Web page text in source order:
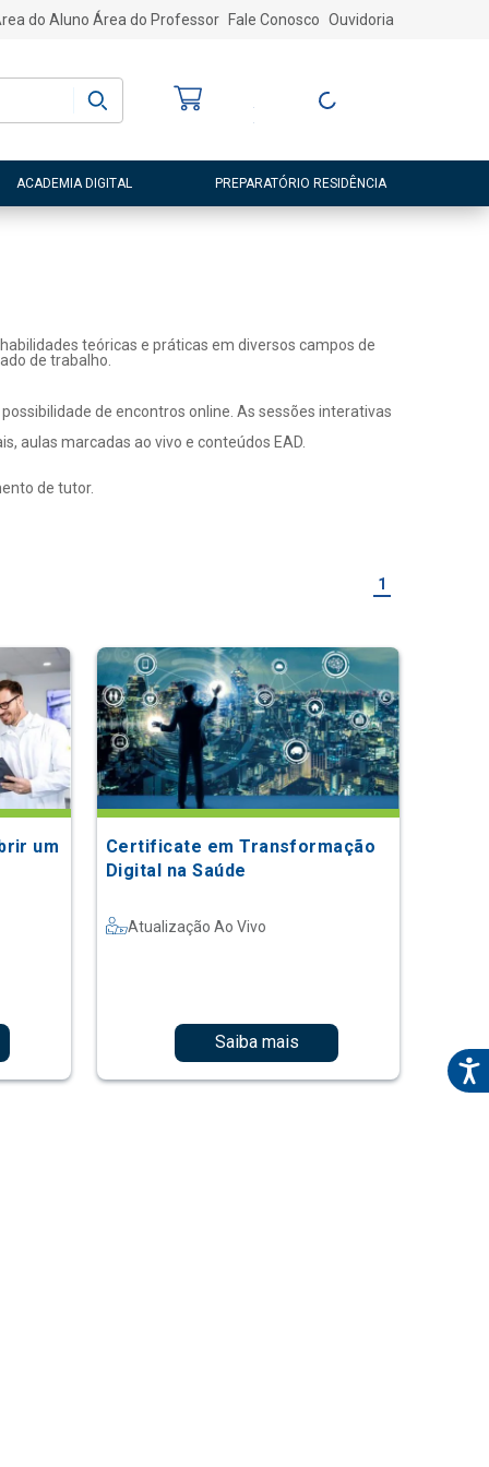
do Aluno Área do Professor Fale Conosco Ouvidoria
Entre ou Cadastre-
ACADEMIA DIGITAL PREPARATÓRIO RESIDÊNCIA
teóricas e práticas em diversos campos de
de trabalho.
de encontros online. As sessões interativas
aulas marcadas ao vivo e conteúdos EAD.
de tutor.
1
um
Certificate em Transformação
Digital na Saúde
Atualização Ao Vivo
Saiba mais